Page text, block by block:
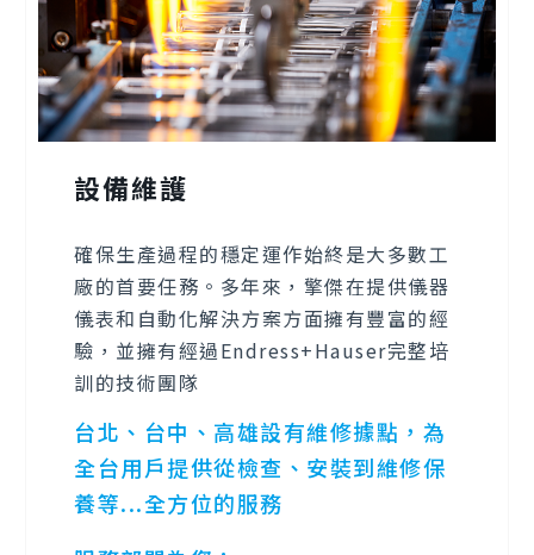
設備維護
確保生產過程的穩定運作始終是大多數工
廠的首要任務。多年來，擎傑在提供儀器
儀表和自動化解決方案方面擁有豐富的經
驗，並擁有經過Endress+Hauser完整培
訓的技術團隊
台北、台中、高雄設有維修據點，為
全台用戶提供從檢查、安裝到維修保
養等...全方位的服務